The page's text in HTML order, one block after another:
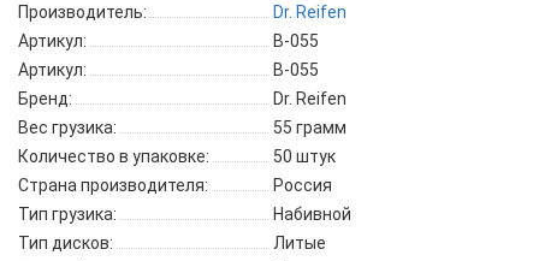
Производитель:
Dr. Reifen
Артикул:
B-055
Артикул:
B-055
Бренд:
Dr. Reifen
Вес грузика:
55 грамм
Количество в упаковке:
50 штук
Страна производителя:
Россия
Тип грузика:
Набивной
Тип дисков:
Литые